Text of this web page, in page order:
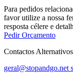
Para pedidos
favor utilize a nossa
resposta célere e
Pedir Orçamento
Contactos
geral@stopandgo.net